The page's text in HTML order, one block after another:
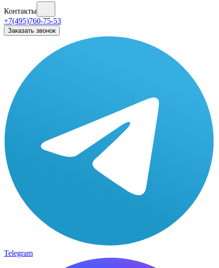
Контакты
+7(495)760-75-53
Заказать звонок
Telegram